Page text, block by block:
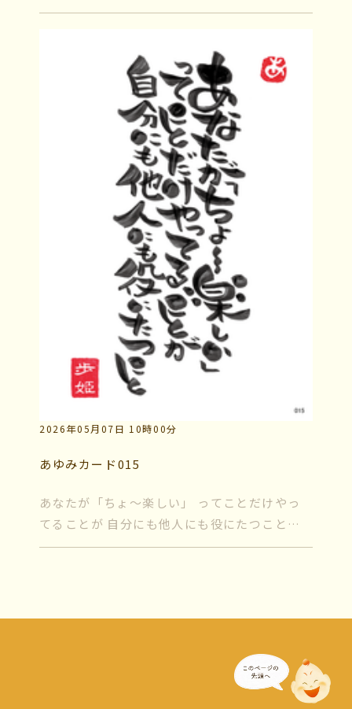
ヤしたものが 頭をよぎるよね。 これね、癖な
あゆみカード015
2026年05月07日 10時00分
あなたが「ちょ～楽しい」 ってことだけやっ
てることが 自分にも他人にも役にたつこと
時々いるのよね、 「人の役に立ちたいです」